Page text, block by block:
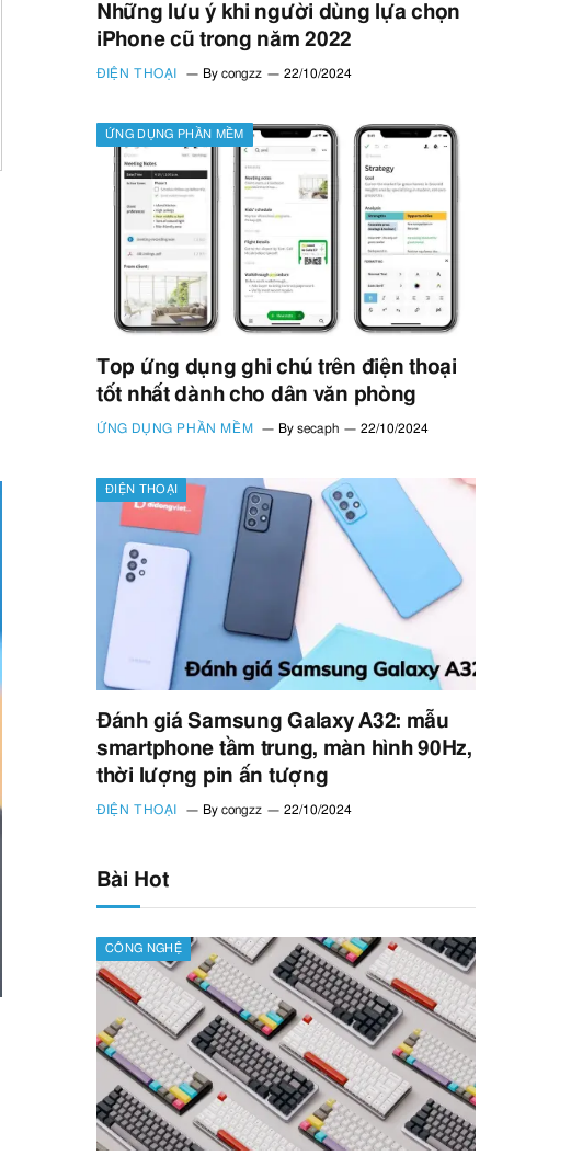
Những lưu ý khi người dùng lựa chọn
iPhone cũ trong năm 2022
ĐIỆN THOẠI By congzz 22/10/2024
ỨNG DỤNG PHẦN MỀM
Top ứng dụng ghi chú trên điện thoại
tốt nhất dành cho dân văn phòng
ỨNG DỤNG PHẦN MỀM By secaph 22/10/2024
ĐIỆN THOẠI
Đánh giá Samsung Galaxy A32: mẫu
smartphone tầm trung, màn hình 90Hz,
thời lượng pin ấn tượng
ĐIỆN THOẠI By congzz 22/10/2024
Bài Hot
CÔNG NGHỆ